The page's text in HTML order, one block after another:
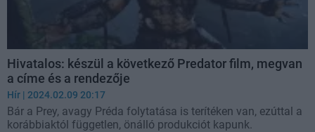
Hivatalos: készül a következő Predator film, megvan
a címe és a rendezője
Hír | 2024.02.09 20:17
Bár a Prey, avagy Préda folytatása is terítéken van, ezúttal a
korábbiaktól független, önálló produkciót kapunk.